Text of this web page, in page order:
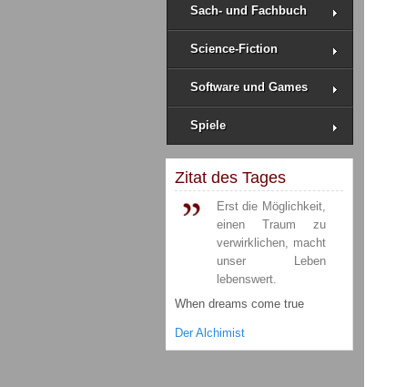
Sach- und Fachbuch
Science-Fiction
Software und Games
Spiele
Zitat des Tages
Erst die Möglichkeit,
einen Traum zu
verwirklichen, macht
unser Leben
lebenswert.
When dreams come true
Der Alchimist